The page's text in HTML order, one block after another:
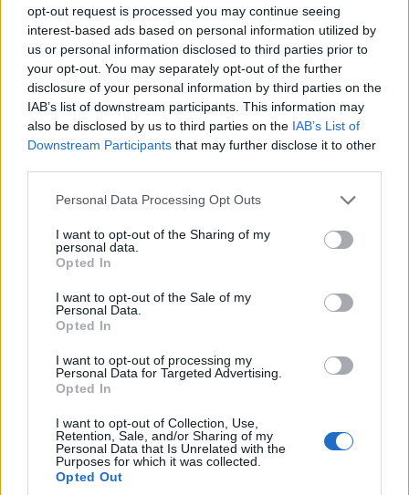
opt-out request is processed you may continue seeing
interest-based ads based on personal information utilized by
us or personal information disclosed to third parties prior to
your opt-out. You may separately opt-out of the further
disclosure of your personal information by third parties on the
IAB’s list of downstream participants. This information may
also be disclosed by us to third parties on the IAB’s List of
Downstream Participants that may further disclose it to other
Please note that this website/app uses one or more Google
not limited to your visit or usage behaviour. You may click to
grant or deny consent to Google and its third-party tags to
use your data for below specified purposes in below Google
consent section.
Personal Data Processing Opt Outs
I want to opt-out of the Sharing of my
personal data.
Opted In
I want to opt-out of the Sale of my
Personal Data.
Opted In
I want to opt-out of processing my
Personal Data for Targeted Advertising.
Opted In
I want to opt-out of Collection, Use,
Retention, Sale, and/or Sharing of my
Personal Data that Is Unrelated with the
Purposes for which it was collected.
Opted Out
Λέσβος: Με τις καλύτερες… γεύσεις πέρασε στην
ιστορία η τριήμερη 39η Γιορτή Σαρδέλας – Το
σήμα κατατεθέν του κόλπου της Καλλονής
5/08/2026 - 10:35μμ
ΕΛΛΑΔΑ
Σχέδιο κρατικής αρωγής για τους πληγέντες από
τις φωτιές: Άμεσες αποζημιώσεις και
φοροελαφρύνσεις
5/08/2026 - 7:49μμ